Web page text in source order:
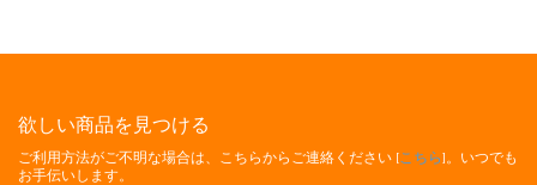
欲しい商品を見つける
ご利用方法がご不明な場合は、こちらからご連絡ください [こちら]。いつでも
お手伝いします。